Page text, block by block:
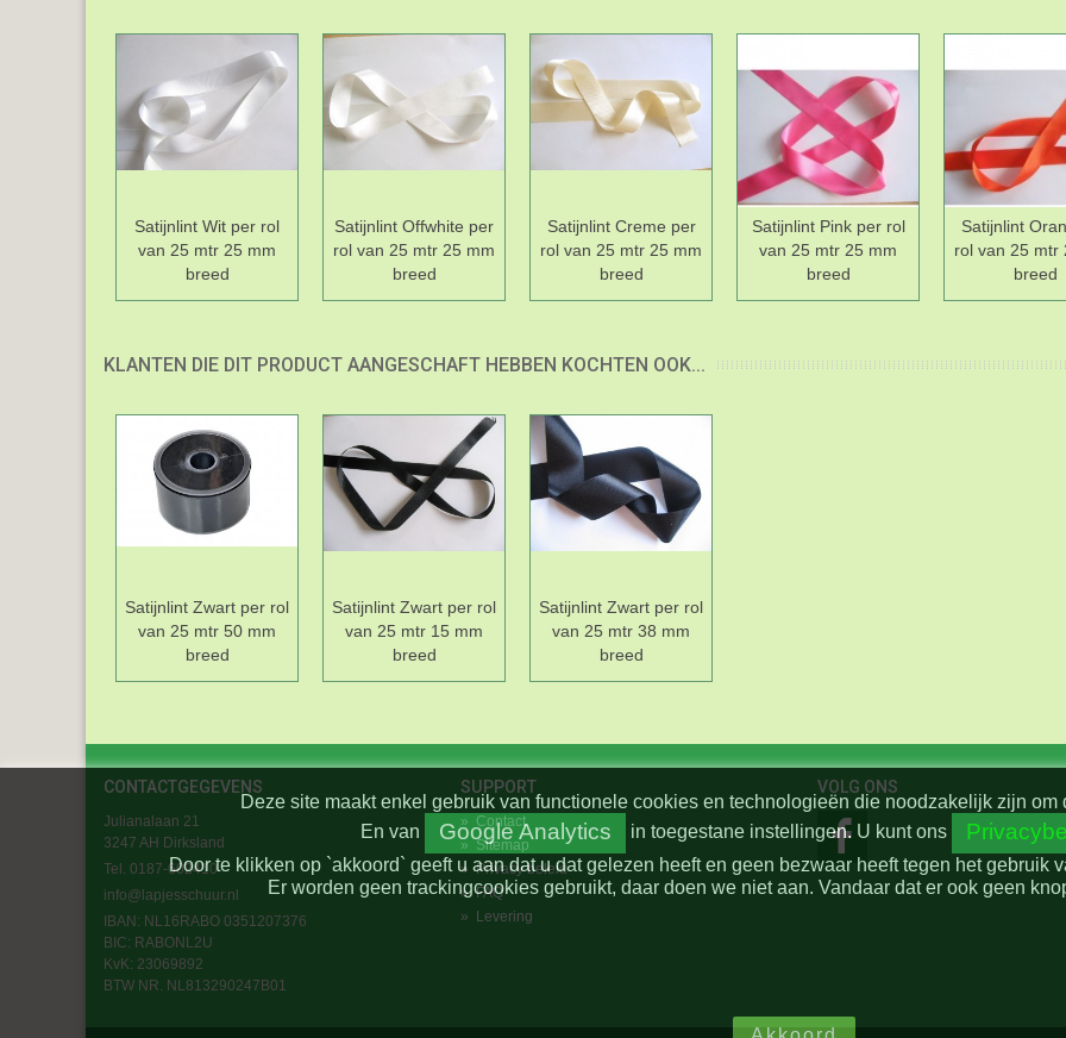
Satijnlint Wit per rol
van 25 mtr 25 mm
breed
Satijnlint Offwhite per
rol van 25 mtr 25 mm
breed
Satijnlint Creme per
rol van 25 mtr 25 mm
breed
Satijnlint Pink per rol
van 25 mtr 25 mm
breed
Satijnlint
rol van 25 mtr
breed
KLANTEN DIE DIT PRODUCT AANGESCHAFT HEBBEN KOCHTEN OOK...
Satijnlint Zwart per rol
van 25 mtr 50 mm
breed
Satijnlint Zwart per rol
van 25 mtr 15 mm
breed
Satijnlint Zwart per rol
van 25 mtr 38 mm
breed
CONTACTGEGEVENS
Julianalaan 21
3247 AH Dirksland
Tel. 0187-602410
info@lapjesschuur.nl
IBAN: NL16RABO 0351207376
BIC: RABONL2U
KvK: 23069892
BTW NR. NL813290247B01
SUPPORT
» Contact
» Sitemap
»Privacy beleid
»FAQ
»
Levering
VOLG ONS
Deze site maakt enkel gebruik van functionele cookies en technologieën die noodzakelijk zijn
En van Google Analytics in toegestane instellingen. U kunt ons
Door te klikken op `akkoord` geeft u aan dat u dat gelezen heeft en geen bezwaar heeft tegen het gebruik
Er worden geen trackingcookies gebruikt, daar doen we niet aan. Vandaar dat er ook geen